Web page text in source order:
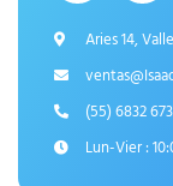
Aries 14,
(55) 6832
Lun-Vier :